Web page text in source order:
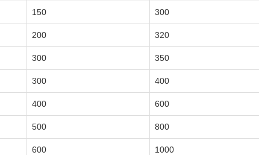
300
150
320
200
350
300
400
300
600
400
800
500
1000
600